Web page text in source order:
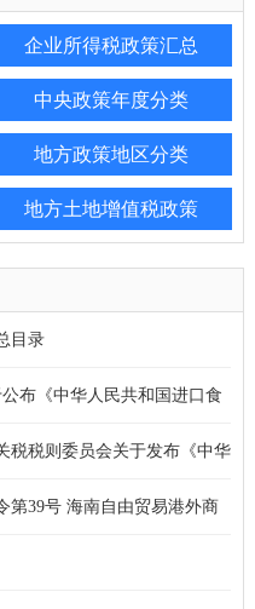
企业所得税政策汇总
中央政策年度分类
地方政策地区分类
地方土地增值税政策
目录
布《中华人民共和国进口食
税税则委员会关于发布《中华
公告
第39号 海南自由贸易港外商
年版]